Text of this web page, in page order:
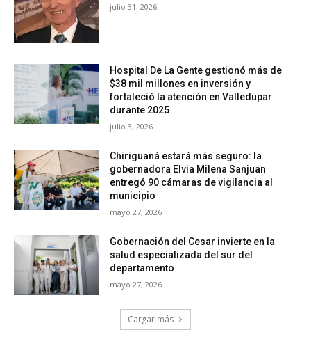
julio 31, 2026
Hospital De La Gente gestionó más de
$38 mil millones en inversión y
fortaleció la atención en Valledupar
durante 2025
julio 3, 2026
Chiriguaná estará más seguro: la
gobernadora Elvia Milena Sanjuan
entregó 90 cámaras de vigilancia al
municipio
mayo 27, 2026
Gobernación del Cesar invierte en la
salud especializada del sur del
departamento
mayo 27, 2026
Cargar más